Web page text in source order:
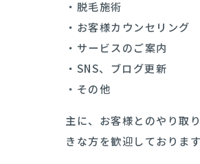
・脱毛施術
・お客様カウンセリング
・サービスのご案内
・SNS、ブログ更新
・その他
主に、お客様とのやり取
きな方を歓迎しております